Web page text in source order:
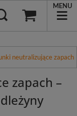
MENU
neutralizujące zapach
zapach –